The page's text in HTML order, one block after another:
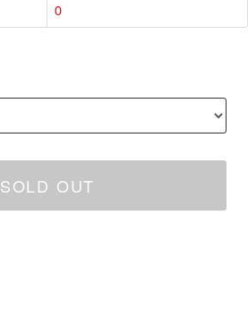
0
SOLD OUT